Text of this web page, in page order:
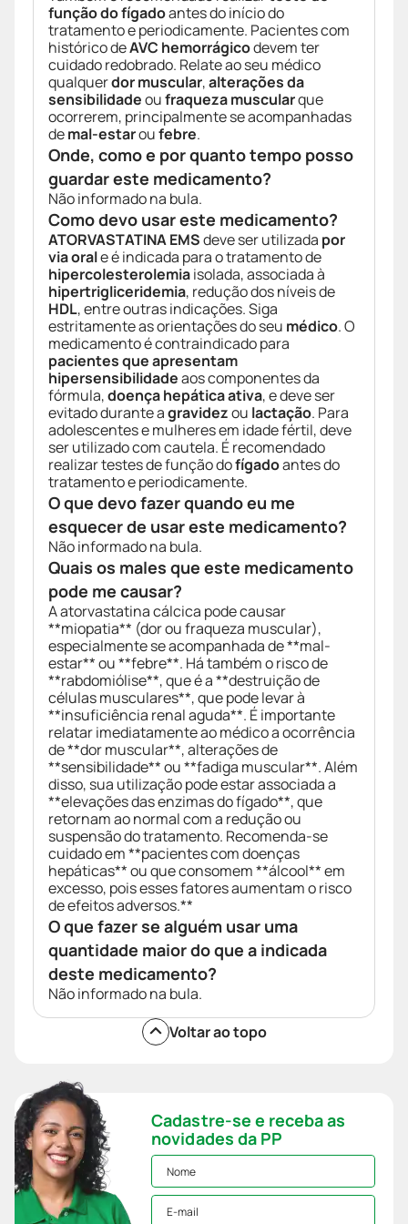
função do fígadoantes do início do
tratamento e periodicamente. Pacientes com
histórico deAVC hemorrágicodevem ter
cuidado redobrado. Relate ao seu médico
qualquerdor muscular,alterações da
sensibilidadeoufraqueza muscularque
ocorrerem, principalmente se acompanhadas
demal-estaroufebre.
Onde, como e por quanto tempo posso
guardar este medicamento?
Não informado na bula.
Como devo usar este medicamento?
ATORVASTATINA EMSdeve ser utilizada por
via orale é indicada para o tratamento de
hipercolesterolemiaisolada, associada à
hipertrigliceridemia, redução dos níveis de
HDL, entre outras indicações. Siga
estritamente as orientações do seu médico. O
medicamento é contraindicado para
pacientes que apresentam
hipersensibilidadeaos componentes da
fórmula,doença hepática ativa, e deve ser
evitado durante agravidezou lactação. Para
adolescentes e mulheres em idade fértil, deve
ser utilizado com cautela. É recomendado
realizar testes de função dofígadoantes do
tratamento e periodicamente.
O que devo fazer quando eu me
esquecer de usar este medicamento?
Não informado na bula.
Quais os males que este medicamento
pode me causar?
A atorvastatina cálcica pode causar
**miopatia** (dor ou fraqueza muscular),
especialmente se acompanhada de **mal-
estar** ou **febre**. Há também o risco de
**rabdomiólise**, que é a **destruição de
células musculares**, que pode levar à
**insuficiência renal aguda**. É importante
relatar imediatamente ao médico a ocorrência
de **dor muscular**, alterações de
**sensibilidade** ou **fadiga muscular**. Além
disso, sua utilização pode estar associada a
**elevações das enzimas do fígado**, que
retornam ao normal com a redução ou
suspensão do tratamento. Recomenda-se
cuidado em **pacientes com doenças
hepáticas** ou que consomem **álcool** em
excesso, pois esses fatores aumentam o risco
de efeitos adversos.**
O que fazer se alguém usar uma
quantidade maior do que a indicada
deste medicamento?
Não informado na bula.
Voltar ao topo
Cadastre-se e receba as
novidades da PP